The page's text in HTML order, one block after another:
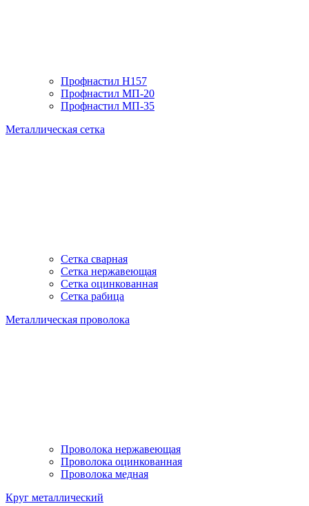
Профнастил H157
Профнастил МП-20
Профнастил МП-35
Металлическая сетка
Сетка сварная
Сетка нержавеющая
Сетка оцинкованная
Сетка рабица
Металлическая проволока
Проволока нержавеющая
Проволока оцинкованная
Проволока медная
Круг металлический